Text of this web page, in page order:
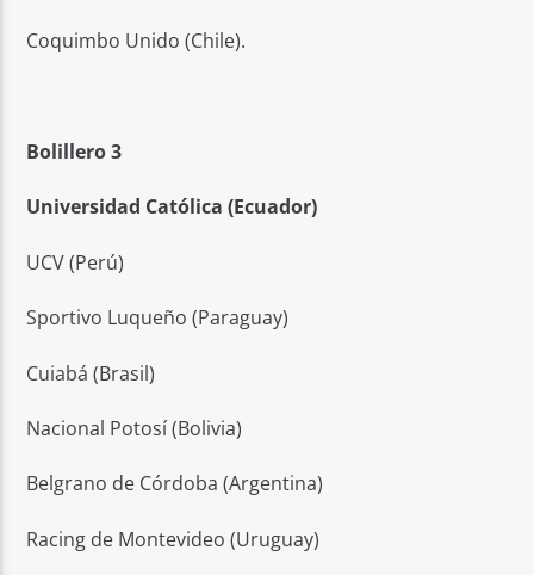
Coquimbo Unido (Chile).
Bolillero 3
Universidad Católica (Ecuador)
UCV (Perú)
Sportivo Luqueño (Paraguay)
Cuiabá (Brasil)
Nacional Potosí (Bolivia)
Belgrano de Córdoba (Argentina)
Racing de Montevideo (Uruguay)